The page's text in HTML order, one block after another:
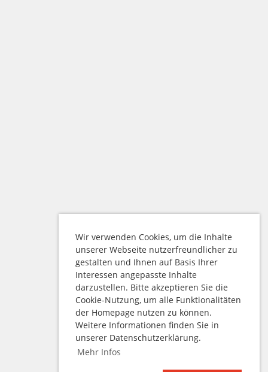
Wir verwenden Cookies, um die Inhalte
unserer Webseite nutzerfreundlicher zu
gestalten und Ihnen auf Basis Ihrer
Interessen angepasste Inhalte
darzustellen. Bitte akzeptieren Sie die
Cookie-Nutzung, um alle Funktionalitäten
der Homepage nutzen zu können.
Weitere Informationen finden Sie in
unserer Datenschutzerklärung.
Mehr Infos